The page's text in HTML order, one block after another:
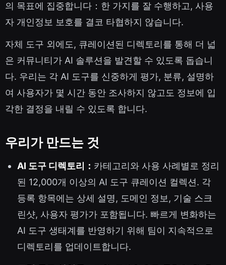
의 목표에 집중합니다：한 가지를 잘 수행하고, 사용
자 개인정보 보호를 결코 타협하지 않습니다.
자체 도구 외에도, 큐레이션된 디렉토리를 통해 더 넓
은 커뮤니티가 AI 솔루션을 발견할 수 있도록 돕습니
다. 우리는 각 AI 도구를 신중하게 평가, 분류, 설명하
여 사용자가 몇 시간 동안 조사하지 않고도 정보에 입
각한 결정을 내릴 수 있도록 합니다.
우리가 만드는 것
AI 도구 디렉토리： 카테고리와 사용 사례별로 정리
된 12,000개 이상의 AI 도구 큐레이션 컬렉션. 각
등록 항목에는 상세 설명, 도메인 정보, 기술 스크
린샷, 사용자 평가가 포함됩니다. 빠르게 변화하는
AI 도구 생태계를 반영하기 위해 팀이 지속적으로
디렉토리를 업데이트합니다.